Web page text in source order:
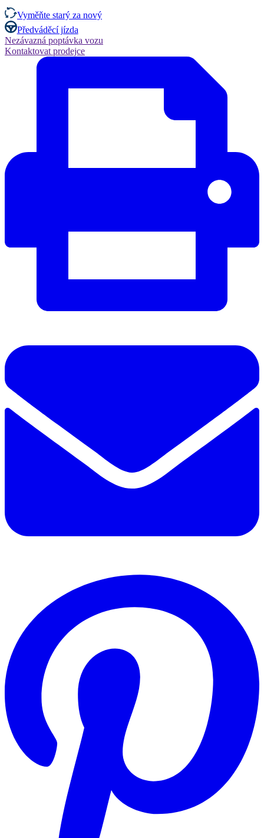
Vyměňte starý za nový
Předváděcí jízda
Nezávazná poptávka vozu
Kontaktovat prodejce